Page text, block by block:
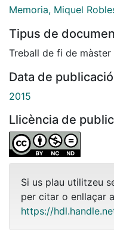
Memoria, Miquel
Tipus de
Treball de fi de màster
Data de publicació
2015
Llicència de
Si us plau utilitzeu
per citar o enllaçar
https://